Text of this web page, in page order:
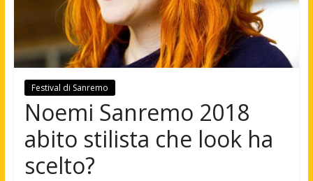
Festival di Sanremo
Noemi Sanremo 2018
abito stilista che look ha
scelto?